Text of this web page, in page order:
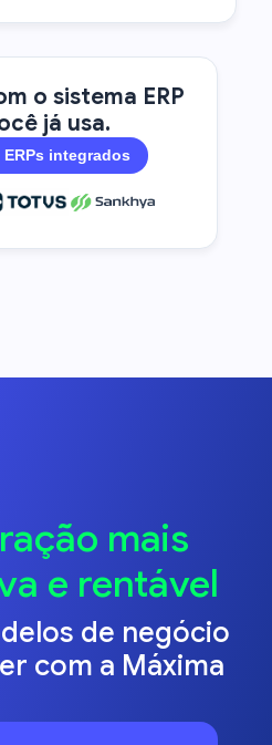
o sistema ERP
já usa.
ERPs integrados
mais
e rentável
de negócio
com a Máxima